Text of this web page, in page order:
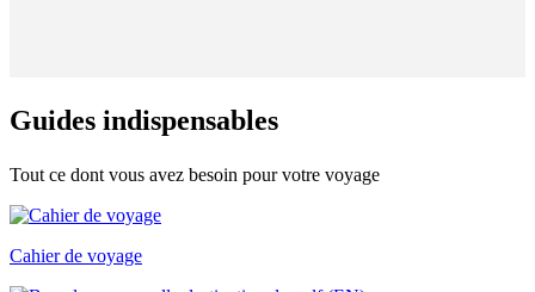
Guides indispensables
Tout ce dont vous avez besoin pour votre voyage
Cahier de voyage